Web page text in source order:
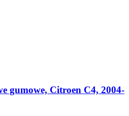
gumowe, Citroen C4, 2004-